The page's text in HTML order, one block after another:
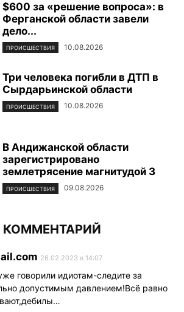
$600 за «решение вопроса»: в
Ферганской области завели
дело...
ПРОИСШЕСТВИЯ 10.08.2026
Три человека погибли в ДТП в
Сырдарьинской области
ПРОИСШЕСТВИЯ 10.08.2026
В Андижанской области
зарегистрировано
землетрясение магнитудой 3
ПРОИСШЕСТВИЯ 09.08.2026
КОММЕНТАРИЙ
26.02.2023 в 14:07
говорили идиотам-следите за
допустимым давлением!Всё равно